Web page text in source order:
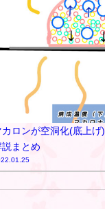
カロンが空洞化(底上
説まとめ